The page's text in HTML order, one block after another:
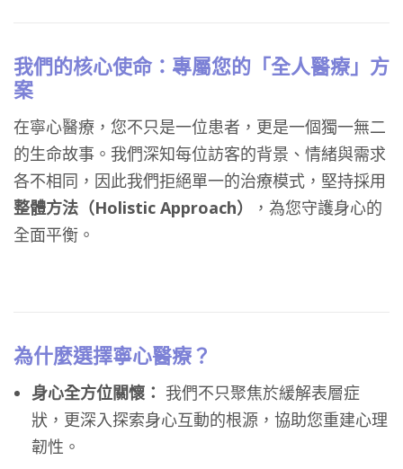
我們的核心使命：專屬您的「全人醫療」方
案
在寧心醫療，您不只是一位患者，更是一個獨一無二
的生命故事。我們深知每位訪客的背景、情緒與需求
各不相同，因此我們拒絕單一的治療模式，堅持採用
整體方法（Holistic Approach）
，為您守護身心的
全面平衡。
為什麼選擇寧心醫療？
身心全方位關懷： 我們不只聚焦於緩解表層症
狀，更深入探索身心互動的根源，協助您重建心理
韌性。